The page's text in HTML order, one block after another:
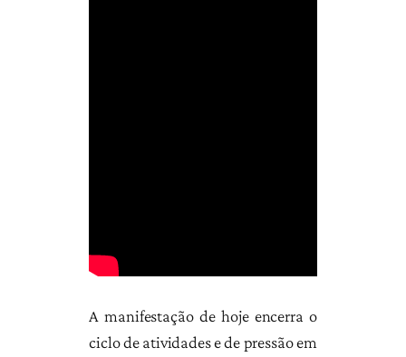
A manifestação de hoje encerra o
ciclo de atividades e de pressão em